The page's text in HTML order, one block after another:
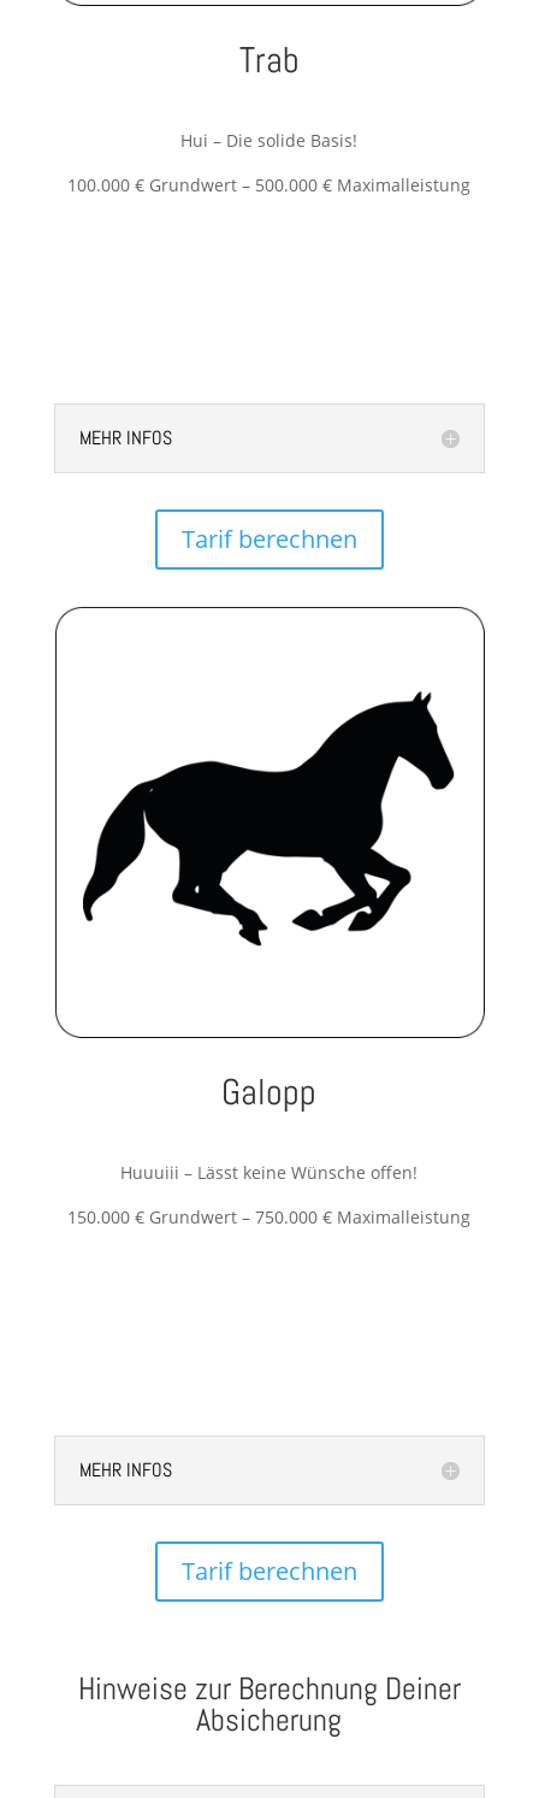
Trab
Hui – Die solide Basis!
100.000 € Grundwert – 500.000 € Maximalleistung
MEHR INFOS
Tarif berechnen
Galopp
Huuuiii – Lässt keine Wünsche offen!
150.000 € Grundwert – 750.000 € Maximalleistung
MEHR INFOS
Tarif berechnen
Hinweise zur Berechnung Deiner
Absicherung